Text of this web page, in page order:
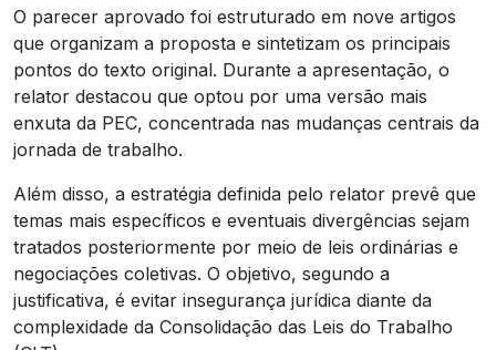
O parecer aprovado foi estruturado em nove artigos
que organizam a proposta e sintetizam os principais
pontos do texto original. Durante a apresentação, o
relator destacou que optou por uma versão mais
enxuta da PEC, concentrada nas mudanças centrais da
jornada de trabalho.
Além disso, a estratégia definida pelo relator prevê que
temas mais específicos e eventuais divergências sejam
tratados posteriormente por meio de leis ordinárias e
negociações coletivas. O objetivo, segundo a
justificativa, é evitar insegurança jurídica diante da
complexidade da Consolidação das Leis do Trabalho